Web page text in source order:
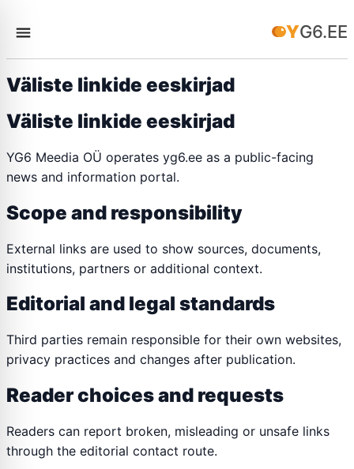
YG6.EE
Väliste linkide eeskirjad
Väliste linkide eeskirjad
YG6 Meedia OÜ operates yg6.ee as a public-facing
news and information portal.
Scope and responsibility
External links are used to show sources, documents,
institutions, partners or additional context.
Editorial and legal standards
Third parties remain responsible for their own websites,
privacy practices and changes after publication.
Reader choices and requests
Readers can report broken, misleading or unsafe links
through the editorial contact route.